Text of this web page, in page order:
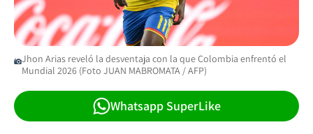
Jhon Arias reveló la desventaja con la que Colombia enfrentó el
Mundial 2026 (Foto JUAN MABROMATA / AFP)
Whatsapp SuperLike